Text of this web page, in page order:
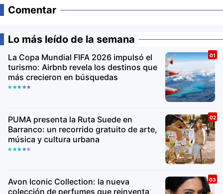
Comentar
Lo más leído de la semana
La Copa Mundial FIFA 2026 impulsó el
turismo: Airbnb revela los destinos que
más crecieron en búsquedas
PUMA presenta la Ruta Suede en
Barranco: un recorrido gratuito de arte,
música y cultura urbana
Avon Iconic Collection: la nueva
colección de perfumes que reinventa